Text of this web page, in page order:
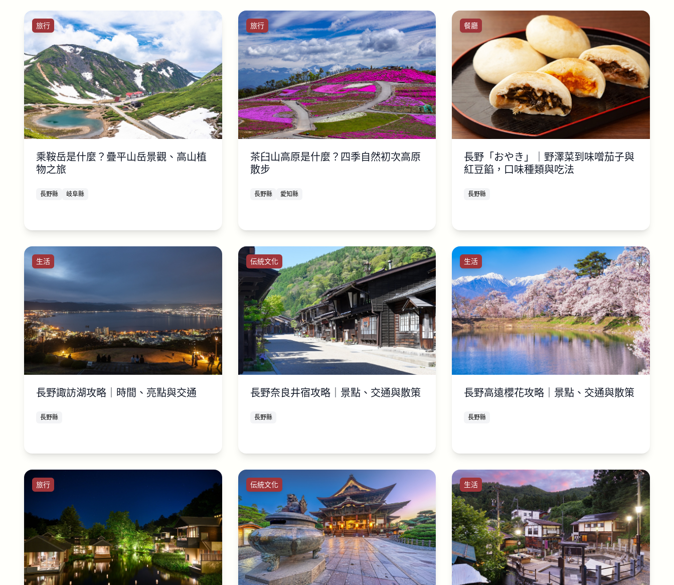
旅行
乘鞍岳是什麼？疊平山岳景觀、高山植
物之旅
長野縣 岐阜縣
旅行
茶臼山高原是什麼？四季自然初次高原
散步
長野縣 愛知縣
餐廳
長野「おやき」｜野澤菜到味噌茄子與
紅豆餡，口味種類與吃法
長野縣
生活
長野諏訪湖攻略｜時間、亮點與交通
長野縣
伝統文化
長野奈良井宿攻略｜景點、交通與散策
長野縣
生活
長野高遠櫻花攻略｜景點、交通與散策
長野縣
旅行 伝統文化 生活